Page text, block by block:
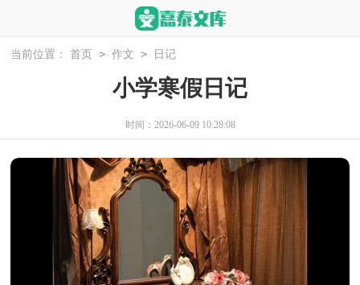
当前位置： 首页 > 作文 > 日记
小学寒假日记
时间：2026-06-09 10:28:08